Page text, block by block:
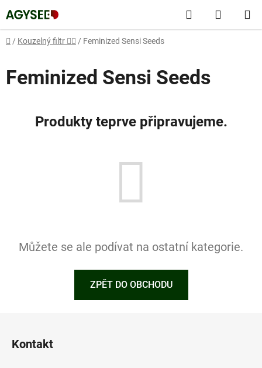
na
obsah
Hledat
KOŠÍK
Domů
/ Kouzelný filtr 🧙‍♂️ / Feminized Sensi Seeds
Feminized Sensi Seeds
Produkty teprve připravujeme.
Můžete se ale podívat na ostatní kategorie.
ZPĚT DO OBCHODU
Kontakt